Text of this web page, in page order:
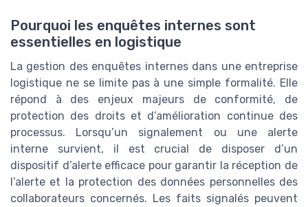
Pourquoi les enquêtes internes sont
essentielles en logistique
La gestion des enquêtes internes dans une entreprise
logistique ne se limite pas à une simple formalité. Elle
répond à des enjeux majeurs de conformité, de
protection des droits et d’amélioration continue des
processus. Lorsqu’un signalement ou une alerte
interne survient, il est crucial de disposer d’un
dispositif d’alerte efficace pour garantir la réception de
l’alerte et la protection des données personnelles des
collaborateurs concernés. Les faits signalés peuvent